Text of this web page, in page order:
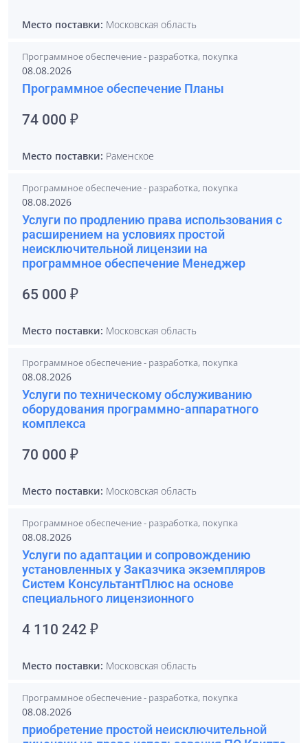
Место поставки: Московская область
Программное обеспечение - разработка, покупка
08.08.2026
Программное обеспечение Планы
74 000 ₽
Место поставки: Раменское
Программное обеспечение - разработка, покупка
08.08.2026
Услуги по продлению права использования с
расширением на условиях простой
неисключительной лицензии на
программное обеспечение Менеджер
65 000 ₽
Место поставки: Московская область
Программное обеспечение - разработка, покупка
08.08.2026
Услуги по техническому обслуживанию
оборудования программно-аппаратного
комплекса
70 000 ₽
Место поставки: Московская область
Программное обеспечение - разработка, покупка
08.08.2026
Услуги по адаптации и сопровождению
установленных у Заказчика экземпляров
Систем КонсультантПлюс на основе
специального лицензионного
4 110 242 ₽
Место поставки: Московская область
Программное обеспечение - разработка, покупка
08.08.2026
приобретение простой неисключительной